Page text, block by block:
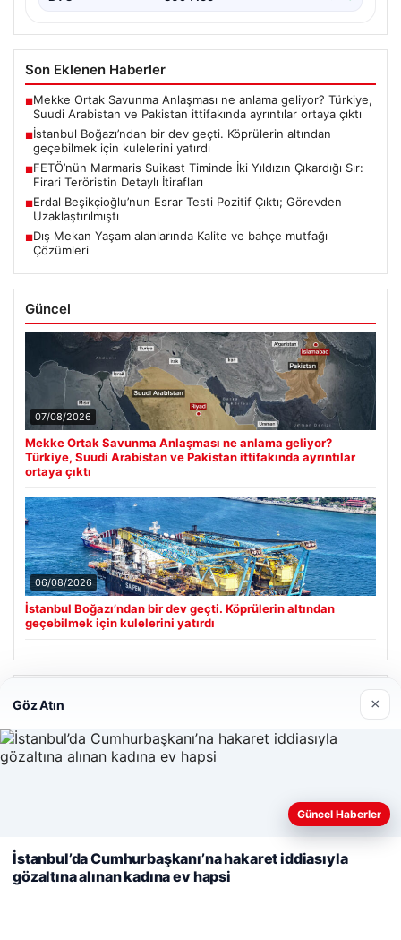
Son Eklenen Haberler
■Mekke Ortak Savunma Anlaşması ne anlama geliyor? Türkiye,
Suudi Arabistan ve Pakistan ittifakında ayrıntılar ortaya çıktı
■İstanbul Boğazı’ndan bir dev geçti. Köprülerin altından
geçebilmek için kulelerini yatırdı
■FETÖ’nün Marmaris Suikast Timinde İki Yıldızın Çıkardığı Sır:
Firari Teröristin Detaylı İtirafları
■Erdal Beşikçioğlu’nun Esrar Testi Pozitif Çıktı; Görevden
Uzaklaştırılmıştı
■Dış Mekan Yaşam alanlarında Kalite ve bahçe mutfağı
Çözümleri
Güncel
07/08/2026
Mekke Ortak Savunma Anlaşması ne anlama geliyor?
Türkiye, Suudi Arabistan ve Pakistan ittifakında ayrıntılar
ortaya çıktı
06/08/2026
İstanbul Boğazı’ndan bir dev geçti. Köprülerin altından
geçebilmek için kulelerini yatırdı
Cengiz Sigorta
23/06/2026
Web sitemizi nasıl kullandığınızı daha iyi anlayabilmek,
kullanıyoruz. Çerez Politikamız
Reddet Kabul Et
Göz Atın ×
Güncel Haberler
İstanbul’da Cumhurbaşkanı’na hakaret iddiasıyla
gözaltına alınan kadına ev hapsi